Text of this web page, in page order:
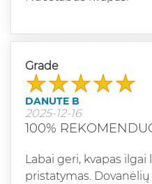
Grade
DANUTE B
2025-12-16
100%
Labai geri, kvapas ilgai
pristatymas.